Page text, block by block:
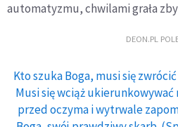
automatyzmu, chwilami grała
DEON.PL
Kto szuka Boga, musi się
Musi się wciąż ukierunkowywać
przed oczyma i wytrwale